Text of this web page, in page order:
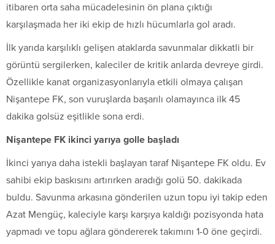
itibaren orta saha mücadelesinin ön plana çıktığı
karşılaşmada her iki ekip de hızlı hücumlarla gol aradı.
İlk yarıda karşılıklı gelişen ataklarda savunmalar dikkatli bir
görüntü sergilerken, kaleciler de kritik anlarda devreye girdi.
Özellikle kanat organizasyonlarıyla etkili olmaya çalışan
Nişantepe FK, son vuruşlarda başarılı olamayınca ilk 45
dakika golsüz eşitlikle sona erdi.
Nişantepe FK ikinci yarıya golle başladı
İkinci yarıya daha istekli başlayan taraf Nişantepe FK oldu. Ev
sahibi ekip baskısını artırırken aradığı golü 50. dakikada
buldu. Savunma arkasına gönderilen uzun topu iyi takip eden
Azat Mengüç, kaleciyle karşı karşıya kaldığı pozisyonda hata
yapmadı ve topu ağlara göndererek takımını 1-0 öne geçirdi.